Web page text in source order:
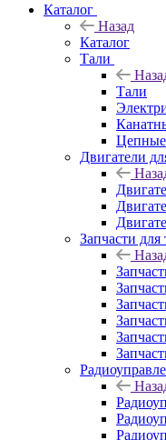
Каталог
Назад
Каталог
Тали
Тали
Цепные
Двигатели
Запчасти для